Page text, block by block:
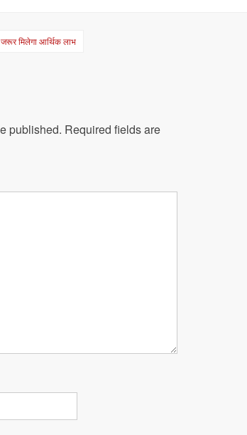
मिलेगा आर्थिक लाभ
published. Required fields are